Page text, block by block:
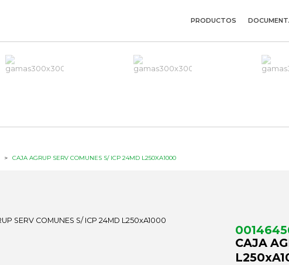
PRODUCTOS
> CAJA AGRUP SERV COMUNES S/ ICP 24MD L250XA1000
CAJA